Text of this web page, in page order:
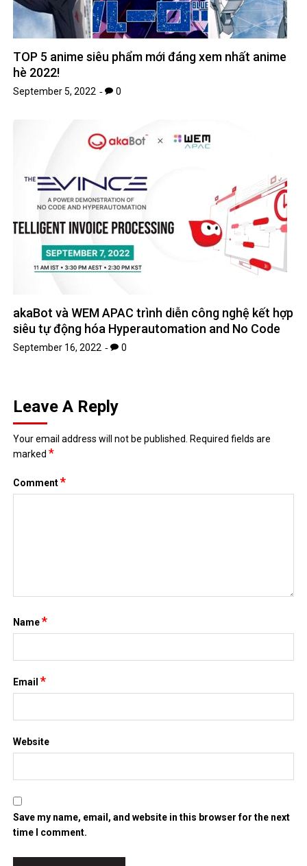
TOP 5 anime siêu phẩm mới đáng xem nhất anime
hè 2022!
September 5, 2022 0
akaBot và WEM APAC trình diễn công nghệ kết hợp
siêu tự động hóa Hyperautomation and No Code
September 16, 2022 0
Leave A Reply
Your email address will not be published. Required fields are
marked*
Comment*
Name*
Email*
Website
Save my name, email, and website in this browser for the next
time I comment.